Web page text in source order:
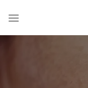
đến